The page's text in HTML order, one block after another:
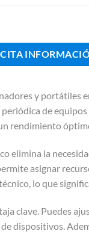
y portátiles
de
rendimiento
elimina la
asignar
lo que
clave. Puedes
dispositivos.